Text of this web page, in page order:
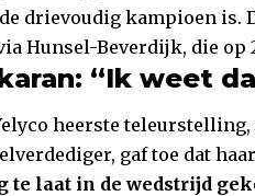
drievoudig kampioen is.
Hunsel-Beverdijk, die op
“Ik weet
heerste
gaf toe dat
te laat in de wedstrijd